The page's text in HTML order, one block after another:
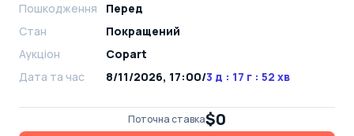
Пошкодження
Перед
Стан
Покращений
Аукціон
Copart
Дата та час
8/11/2026, 17:00/3 д : 17 г : 52 хв
Поточна ставка$0